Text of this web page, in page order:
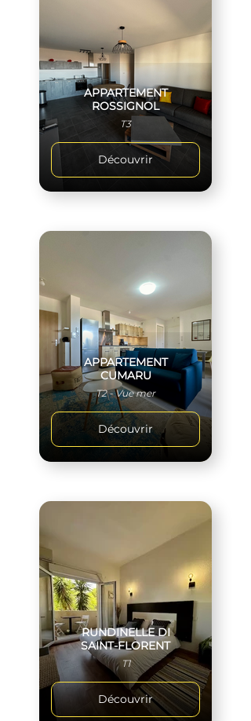
APPARTEMENT
ROSSIGNOL
T3
Découvrir
APPARTEMENT
CUMARU
T2 - Vue mer
Découvrir
RUNDINELLE DI
SAINT-FLORENT
T1
Découvrir